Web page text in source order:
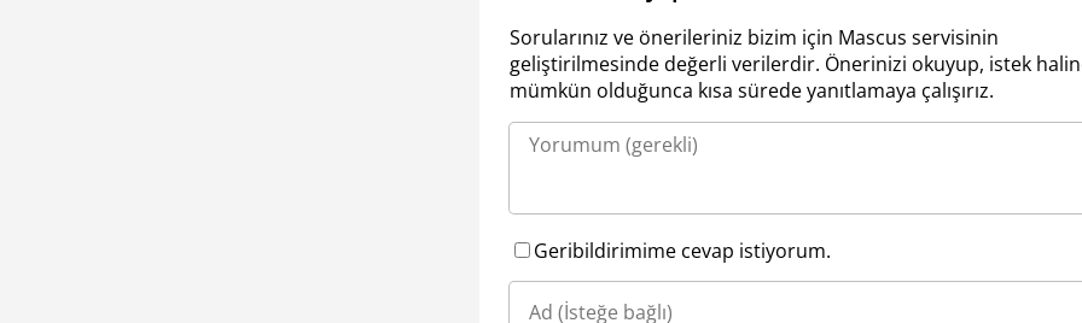
Sorularınız ve önerileriniz bizim için Mascus servisinin
geliştirilmesinde değerli verilerdir. Önerinizi okuyup, istek
mümkün olduğunca kısa sürede yanıtlamaya çalışırız.
Geribildirimime cevap istiyorum.